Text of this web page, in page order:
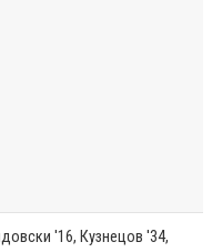
'16, Кузнецов '34,